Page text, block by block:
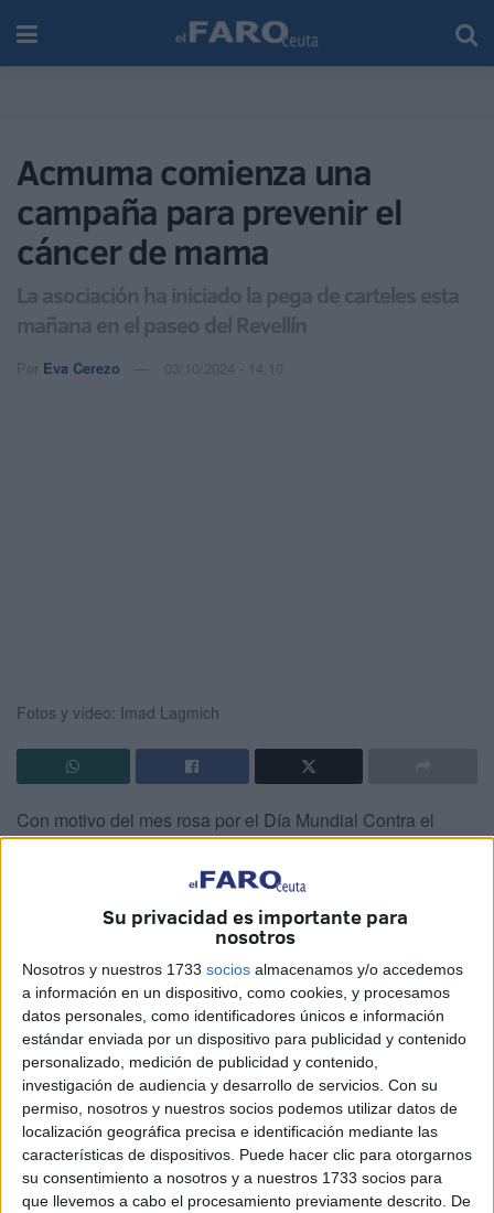
Su privacidad es importante para
nosotros
Nosotros y nuestros 1733 socios almacenamos y/o accedemos
a información en un dispositivo, como cookies, y procesamos
datos personales, como identificadores únicos e información
estándar enviada por un dispositivo para publicidad y contenido
personalizado, medición de publicidad y contenido,
investigación de audiencia y desarrollo de servicios. Con su
permiso, nosotros y nuestros socios podemos utilizar datos de
localización geográfica precisa e identificación mediante las
características de dispositivos. Puede hacer clic para otorgarnos
su consentimiento a nosotros y a nuestros 1733 socios para
que llevemos a cabo el procesamiento previamente descrito. De
Acmuma comienza una
campaña para prevenir el
cáncer de mama
La asociación ha iniciado la pega de carteles esta
mañana en el paseo del Revellín
Por Eva Cerezo 03/10/2024 - 14:10
Fotos y vídeo: Imad Lagmich
Con motivo del mes rosa por el Día Mundial Contra el
Ceuta para visibilizar la importancia de la
las mujeres.
El paseo del Revellín ha sido escenario de la presentación
de la imagen de la campaña en la que han estado
presentes la presidenta y secretaria deAcmuma, Hilda
Castro e Isabel Lagares y la consejera de Sanidad, Nabila
Benzina.
La misión de la campaña es, según la presidenta de
Acmuma Hilda Castro, “que no quede ninguna mujer entre
45 a 69 años en Ceuta sin realizarse unamamografía
porque una mamografía salva una vida”.